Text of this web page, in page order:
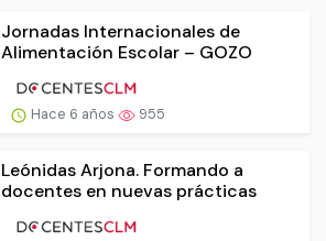
Jornadas Internacionales de
Alimentación Escolar – GOZO
Hace 6 años 955
Leónidas Arjona. Formando a
docentes en nuevas prácticas